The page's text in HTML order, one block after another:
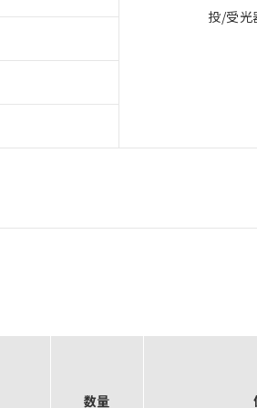
投/受光
数量